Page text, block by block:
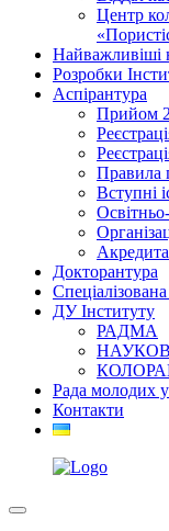
Центр
Найважливіші
Розробки
Аспірантура
Прийом
Правила
Вступні
Докторантура
ДУ Інституту
РАДМА
Рада молодих
Контакти